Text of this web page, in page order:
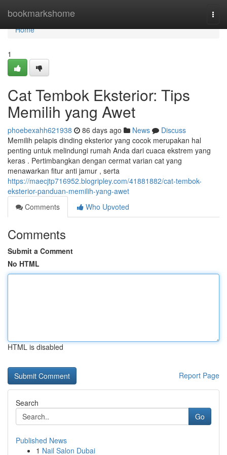
bookmarkshome
Home
Home
1
Cat Tembok Eksterior: Tips
Memilih yang Awet
phoebexahh621938 86 days ago News
Discuss
Memilih pelapis dinding eksterior yang cocok merupakan hal
penting untuk melindungi rumah Anda dari cuaca ekstrem yang
keras . Pertimbangkan dengan cermat varian cat yang
menawarkan fitur anti jamur , serta
https://maecjtp716952.blogripley.com/41881882/cat-tembok-
eksterior-panduan-memilih-yang-awet
Comments
Who Upvoted
Comments
Submit a Comment
No HTML
HTML is disabled
Report Page
Search
Go
Published News
1 Nail Salon Dubai